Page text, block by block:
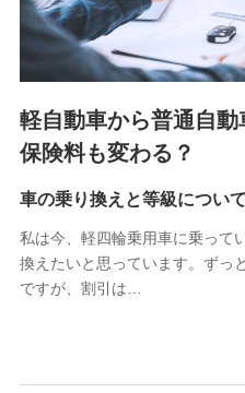
ssi.co.jp/)
SBIリスタ少額短期保険会
(https://www.jishin.co.jp/)
スマートプラス少額短期
チューリッヒ少額短期保
(https://www.zurichssi.co.jp/
(https://www.tokiomarine-
(https://pshoken.co.jp/)
リトルファミリー少額短
(https://www.littlefamily-
郵便、電話、およびＥメール
軽自動車から普通自
保険料も変わる？
車の乗り換えと等級について
私は今、軽四輪乗用車に乗って
換えたいと思っています。ずっ
ですが、割引は…